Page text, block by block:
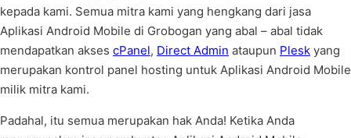
kepada kami. Semua mitra kami yang hengkang dari jasa
Aplikasi Android Mobile di Grobogan yang abal – abal tidak
mendapatkan akses cPanel, Direct Admin ataupun Plesk yang
merupakan kontrol panel hosting untuk Aplikasi Android Mobile
milik mitra kami.
Padahal, itu semua merupakan hak Anda! Ketika Anda